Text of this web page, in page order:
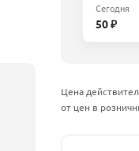
Сегодня
50 ₽
Цена
от цен в